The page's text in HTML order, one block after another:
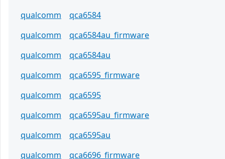
qualcomm
qca6584
qualcomm
qca6584au_firmware
qualcomm
qca6584au
qualcomm
qca6595_firmware
qualcomm
qca6595
qualcomm
qca6595au_firmware
qualcomm
qca6595au
qualcomm
qca6696_firmware